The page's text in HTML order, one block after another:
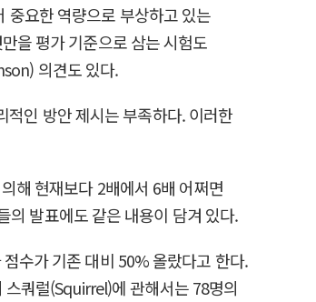
중요한 역량으로 부상하고 있는
을 평가 기준으로 삼는 시험도
의견도 있다.
인 방안 제시는 부족하다. 이러한
해 현재보다 2배에서 6배 어쩌면
의 발표에도 같은 내용이 담겨 있다.
수가 기존 대비 50% 올랐다고 한다.
쿼럴(Squirrel)에 관해서는 78명의